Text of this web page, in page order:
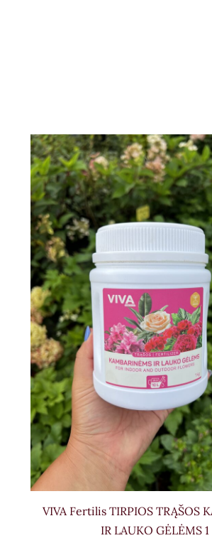
VIVA Fertilis TIRPIOS TRĄŠOS
IR LAUKO GĖLĖMS 1